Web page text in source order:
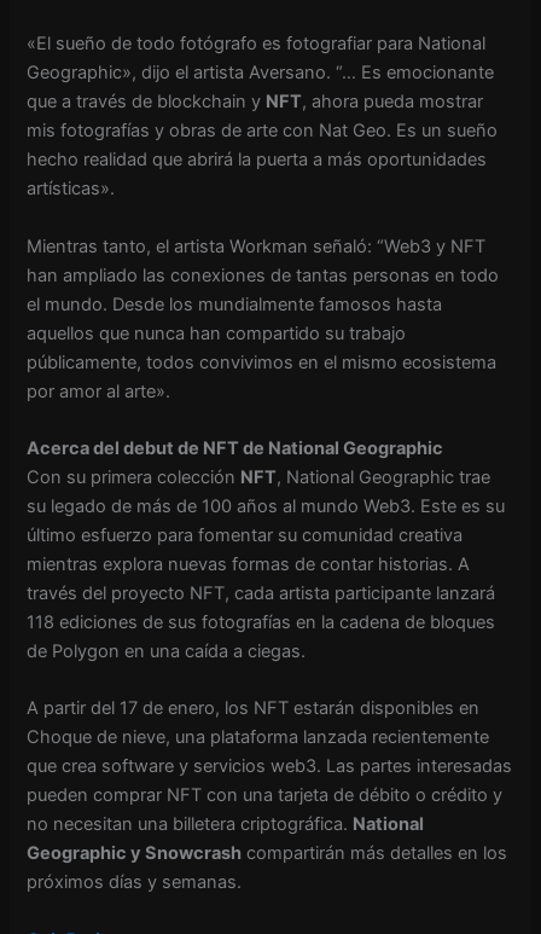
«El sueño de todo fotógrafo es fotografiar para National
Geographic», dijo el artista Aversano. “… Es emocionante
que a través de blockchain y NFT, ahora pueda mostrar
mis fotografías y obras de arte con Nat Geo. Es un sueño
hecho realidad que abrirá la puerta a más oportunidades
artísticas».
Mientras tanto, el artista Workman señaló: “Web3 y NFT
han ampliado las conexiones de tantas personas en todo
el mundo. Desde los mundialmente famosos hasta
aquellos que nunca han compartido su trabajo
públicamente, todos convivimos en el mismo ecosistema
por amor al arte».
Acerca del debut de NFT de National Geographic
Con su primera colección NFT, National Geographic trae
su legado de más de 100 años al mundo Web3. Este es su
último esfuerzo para fomentar su comunidad creativa
mientras explora nuevas formas de contar historias. A
través del proyecto NFT, cada artista participante lanzará
118 ediciones de sus fotografías en la cadena de bloques
de Polygon en una caída a ciegas.
A partir del 17 de enero, los NFT estarán disponibles en
Choque de nieve, una plataforma lanzada recientemente
que crea software y servicios web3. Las partes interesadas
pueden comprar NFT con una tarjeta de débito o crédito y
no necesitan una billetera criptográfica. National
Geographic y Snowcrash compartirán más detalles en los
próximos días y semanas.